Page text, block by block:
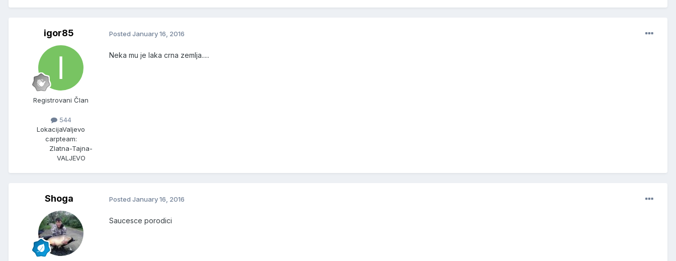
igor85
Registrovani Član
544
LokacijaValjevo
carpteam:
Zlatna-Tajna-
VALJEVO
Posted January 16, 2016
Neka mu je laka crna zemlja.....
Shoga Posted January 16, 2016
Saucesce porodici